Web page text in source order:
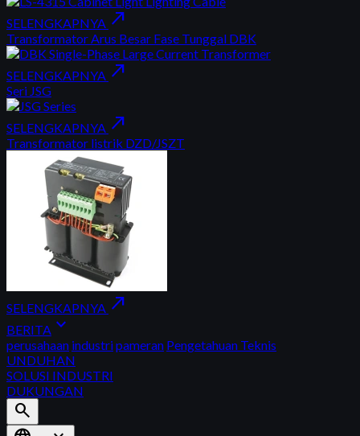
SELENGKAPNYA north_east
Transformator Arus Besar Fase Tunggal DBK
SELENGKAPNYA north_east
Seri JSG
SELENGKAPNYA north_east
Transformator listrik DZD/JSZT
SELENGKAPNYA north_east
BERITA expand_more
perusahaan industripameran Pengetahuan Teknis
UNDUHAN
SOLUSI INDUSTRI
DUKUNGAN
search